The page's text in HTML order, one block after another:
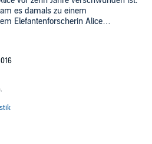
es damals zu einem
Elefantenforscherin Alice
In ihrer Verzweiflung wendet sich
und macht einen Privatdetektiv
von Serenitys übersinnlichen
schließlich alle Puzzleteile des
Und ganz Jodi Picoult, erfährt die
einmal eine unerwartete
/ C. Bertelsmann Verlag,